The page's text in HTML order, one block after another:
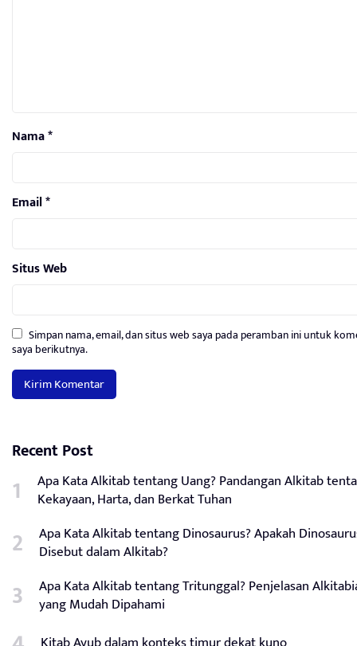
Nama*
Email*
Situs Web
Simpan nama, email, dan situs web saya pada peramban ini untuk
saya berikutnya.
Recent Post
Apa Kata Alkitab tentang Uang? Pandangan Alkitab
Kekayaan, Harta, dan Berkat Tuhan
Apa Kata Alkitab tentang Dinosaurus? Apakah
Disebut dalam Alkitab?
Apa Kata Alkitab tentang Tritunggal? Penjelasan
yang Mudah Dipahami